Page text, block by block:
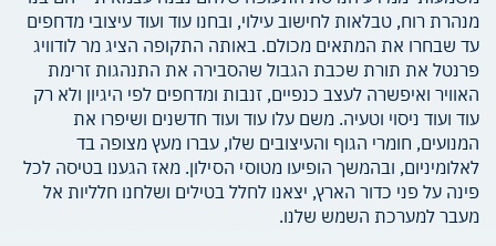
מנהרת רוח, טבלאות לחישוב עילוי, ובחנו עוד ועוד עיצובי מדחפים
עד שבחרו את המתאים מכולם. באותה התקופה הציג מר לודוויג
פרנטל את תורת שכבת הגבול שהסבירה את התנהגות זרימת
האוויר ואיפשרה לעצב כנפיים, זנבות ומדחפים לפי היגיון ולא רק
עוד ועוד ניסוי וטעיה. משם עלו עוד ועוד חדשנים ושיפרו את
המנועים, חומרי הגוף והעיצובים שלו, עברו מעץ מצופה בד
לאלומיניום, ובהמשך הופיעו מטוסי הסילון. מאז הגענו בטיסה לכל
פינה על פני כדור הארץ, יצאנו לחלל בטילים ושלחנו חלליות אל
מעבר למערכת השמש שלנו.